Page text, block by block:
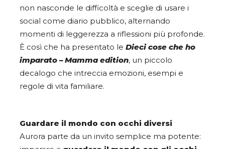
non nasconde le difficoltà e sceglie di usare i
social come diario pubblico, alternando
momenti di leggerezza a riflessioni più profonde.
È così che ha presentato le Dieci cose che ho
imparato – Mamma edition, un piccolo
decalogo che intreccia emozioni, esempi e
regole di vita familiare.
Guardare il mondo con occhi diversi
Aurora parte da un invito semplice ma potente: